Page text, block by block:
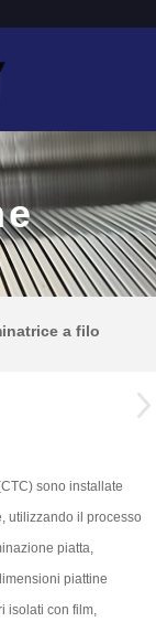
a filo
sono installate
utilizzando il processo
piatta,
piattine
isolati con film,